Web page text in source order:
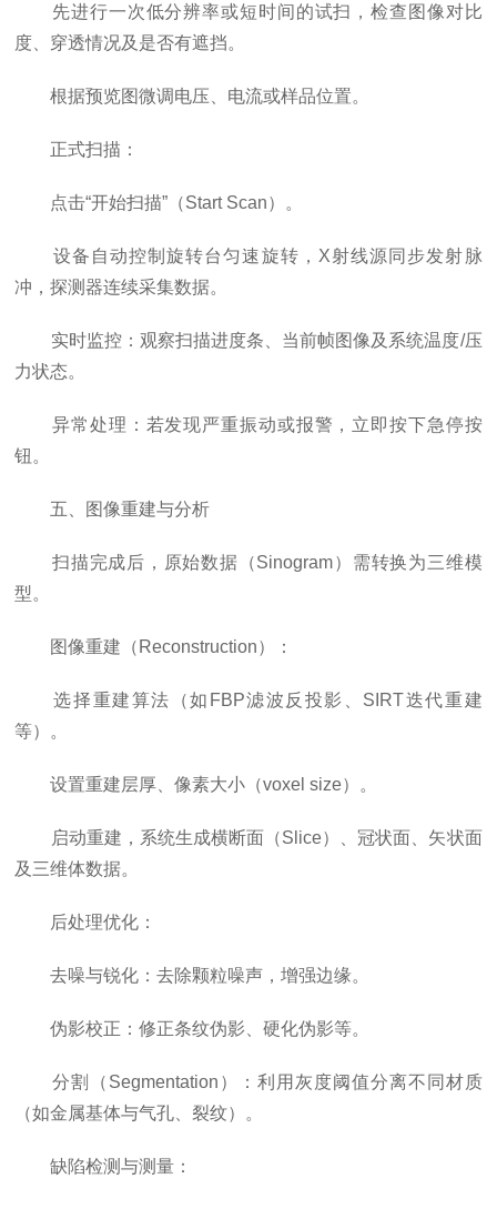
先进行一次低分辨率或短时间的试扫，检查图像对比
度、穿透情况及是否有遮挡。
根据预览图微调电压、电流或样品位置。
正式扫描：
点击“开始扫描”（Start Scan）。
设备自动控制旋转台匀速旋转，X射线源同步发射脉
冲，探测器连续采集数据。
实时监控：观察扫描进度条、当前帧图像及系统温度/压
力状态。
异常处理：若发现严重振动或报警，立即按下急停按
钮。
五、图像重建与分析
扫描完成后，原始数据（Sinogram）需转换为三维模
型。
图像重建（Reconstruction）：
选择重建算法（如FBP滤波反投影、SIRT迭代重建
等）。
设置重建层厚、像素大小（voxel size）。
启动重建，系统生成横断面（Slice）、冠状面、矢状面
及三维体数据。
后处理优化：
去噪与锐化：去除颗粒噪声，增强边缘。
伪影校正：修正条纹伪影、硬化伪影等。
分割（Segmentation）：利用灰度阈值分离不同材质
（如金属基体与气孔、裂纹）。
缺陷检测与测量：